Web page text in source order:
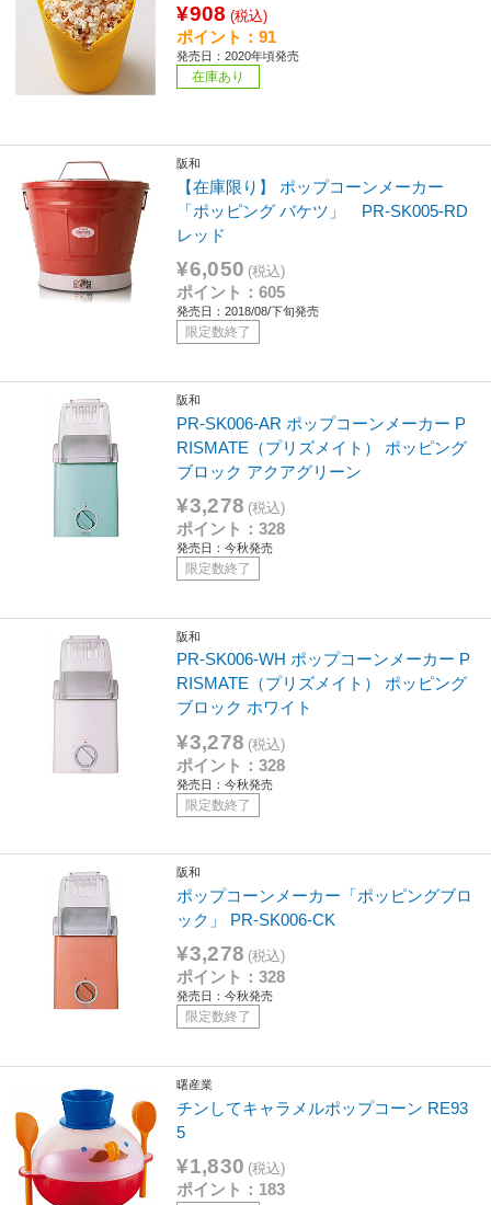
¥908 (税込)
ポイント：91
発売日：2020年頃発売
在庫あり
阪和
【在庫限り】 ポップコーンメーカー
「ポッピング バケツ」 PR-SK005-RD
レッド
¥6,050 (税込)
ポイント：605
発売日：2018/08/下旬発売
限定数終了
阪和
PR-SK006-AR ポップコーンメーカー P
RISMATE（プリズメイト） ポッピング
ブロック アクアグリーン
¥3,278 (税込)
ポイント：328
発売日：今秋発売
限定数終了
阪和
PR-SK006-WH ポップコーンメーカー P
RISMATE（プリズメイト） ポッピング
ブロック ホワイト
¥3,278 (税込)
ポイント：328
発売日：今秋発売
限定数終了
阪和
ポップコーンメーカー「ポッピングブロ
ック」 PR-SK006-CK
¥3,278 (税込)
ポイント：328
発売日：今秋発売
限定数終了
曙産業
チンしてキャラメルポップコーン RE93
5
¥1,830 (税込)
ポイント：183